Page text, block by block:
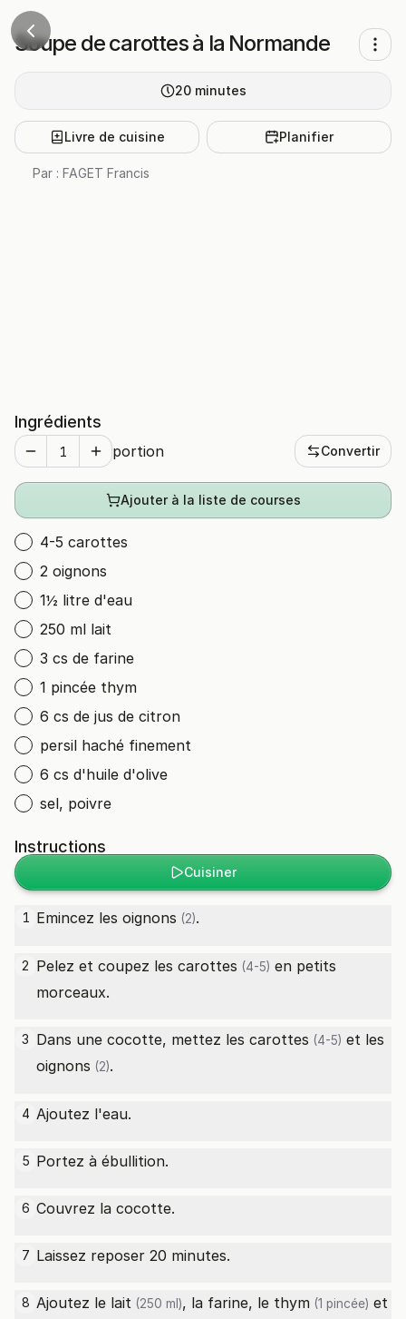
Soupe de carottes à la Normande
20 minutes
Livre de cuisine Planifier
Par : FAGET Francis
Ingrédients
portion Convertir
Ajouter à la liste de courses
4-5 carottes
2 oignons
1½ litre d'eau
250 ml lait
3 cs de farine
1 pincée thym
6 cs de jus de citron
persil haché finement
6 cs d'huile d'olive
sel, poivre
Instructions
Cuisiner
1 Emincez les oignons (2).
2 Pelez et coupez les carottes (4-5) en petits
morceaux.
3 Dans une cocotte, mettez les carottes (4-5) et les
oignons (2).
4 Ajoutez l'eau.
5 Portez à ébullition.
6 Couvrez la cocotte.
7 Laissez reposer 20 minutes.
8 Ajoutez le lait (250 ml), la farine, le thym (1 pincée) et